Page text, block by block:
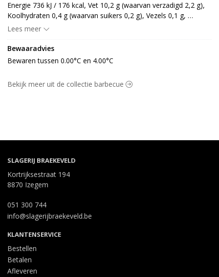
Energie 736 kJ / 176 kcal, Vet 10,2 g (waarvan verzadigd 2,2 g),
Koolhydraten 0,4 g (waarvan suikers 0,2 g), Vezels 0,1 g,
Eiwitten 20,7 g, Zout 0,4 g.
Lees meer
Bewaaradvies
Bewaren tussen 0.00°C en 4.00°C
Bekijk meer uit de collectie barbecue
SLAGERIJ BRAEKEVELD
Kortrijksestraat 194
8870 Izegem
051 300 744
info@slagerijbraekeveld.be
KLANTENSERVICE
Bestellen
Betalen
Afleveren